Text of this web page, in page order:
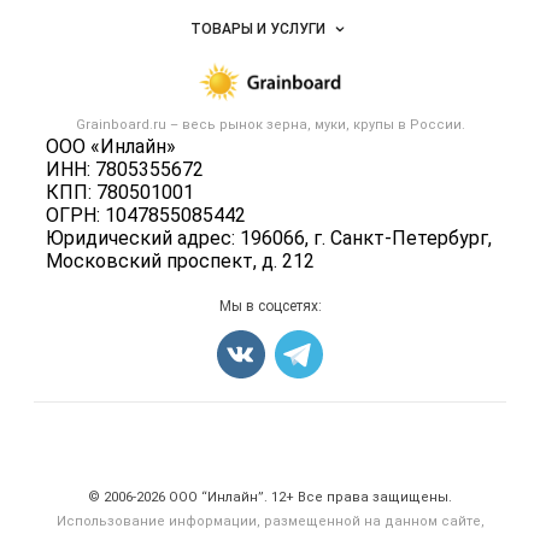
Grainboard.ru – весь рынок зерна, муки, крупы в России.
ООО «Инлайн»
ИНН: 7805355672
КПП: 780501001
ОГРН: 1047855085442
Юридический адрес: 196066, г. Санкт-Петербург,
Московский проспект, д. 212
Размещение рекламы
Публичная оферта
Контактная информация
Политика обработки персональных данных
Объявления
Новости рынка
ТОВАРЫ И УСЛУГИ
Мука
Оборудование
Прочее
Карта объявлений
Мы в соцсетях:
© 2006‑2026 ООО “Инлайн”. 12+ Все права защищены.
Использование информации, размещенной на данном сайте,